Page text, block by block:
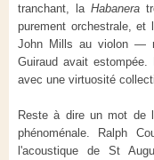
tranchant, laHabanera
purement orchestrale, et
John Mills au violon —
Guiraud avait estompée.
avec une virtuosité
Reste à dire un mot de
phénoménale. Ralph
l'acoustique de St